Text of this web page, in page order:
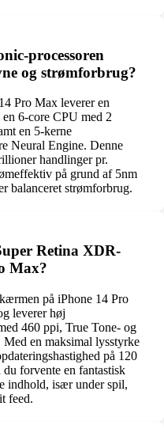
processoren
og strømforbrug?
Pro Max leverer en
6-core CPU med 2
en 5-kerne
Neural Engine. Denne
handlinger pr.
på grund af 5nm
balanceret strømforbrug.
Retina XDR-
Max?
på iPhone 14 Pro
leverer høj
460 ppi, True Tone- og
en maksimal lysstyrke
på 120
forvente en fantastisk
indhold, især under spil,
feed.